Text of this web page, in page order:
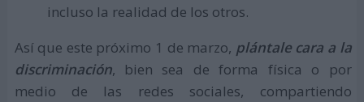
incluso la realidad de los otros.
Así que este próximo 1 de marzo, plántale cara a la
discriminación, bien sea de forma física o por
medio de las redes sociales, compartiendo